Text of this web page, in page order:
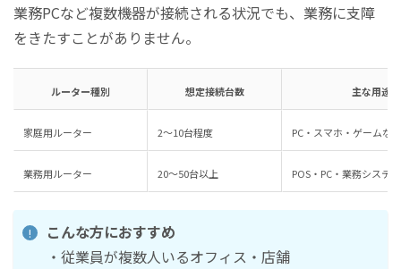
業務PCなど複数機器が接続される状況でも、業務に支障
をきたすことがありません。
ルーター種別 想定接続台数 主な用途
家庭用ルーター 2〜10台程度 PC・スマホ・ゲームなど
業務用ルーター 20〜50台以上 POS・PC・業務システ
こんな方におすすめ
・従業員が複数人いるオフィス・店舗